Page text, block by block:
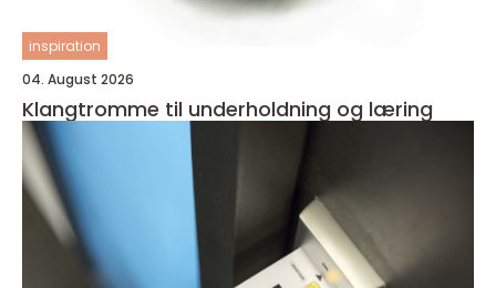
inspiration
04. August 2026
Klangtromme til underholdning og læring